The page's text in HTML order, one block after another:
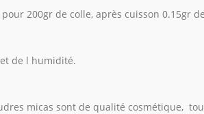
200gr de colle, après cuisson 0.15gr
de l humidité.
micas sont de qualité cosmétique,